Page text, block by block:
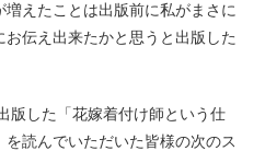
えたことは出版前に私がまさに
伝え出来たかと思うと出版した
版した「花嫁着付け師という仕
読んでいただいた皆様の次のス